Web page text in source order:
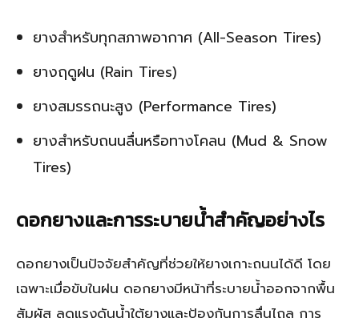
ยางสำหรับทุกสภาพอากาศ (All-Season Tires)
ยางฤดูฝน (Rain Tires)
ยางสมรรถนะสูง (Performance Tires)
ยางสำหรับถนนลื่นหรือทางโคลน (Mud & Snow
Tires)
ดอกยางและการระบายน้ำสำคัญอย่างไร
ดอกยางเป็นปัจจัยสำคัญที่ช่วยให้ยางเกาะถนนได้ดี โดย
เฉพาะเมื่อขับในฝน ดอกยางมีหน้าที่ระบายน้ำออกจากพื้น
สัมผัส ลดแรงดันน้ำใต้ยางและป้องกันการลื่นไถล การ